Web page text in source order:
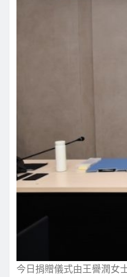
今日捐贈儀式由王譽潤女